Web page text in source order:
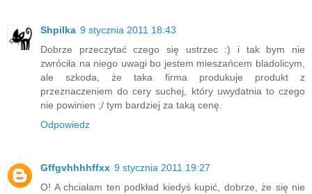
Shpilka 9 stycznia 2011 18:43
Dobrze przeczytać czego się ustrzec :) i tak bym nie
zwróciła na niego uwagi bo jestem mieszańcem bladolicym,
ale szkoda, że taka firma produkuje produkt z
przeznaczeniem do cery suchej, który uwydatnia to czego
nie powinien ;/ tym bardziej za taką cenę.
Odpowiedz
Gffgvhhhhffxx 9 stycznia 2011 19:27
O! A chciałam ten podkład kiedyś kupić, dobrze, że się nie